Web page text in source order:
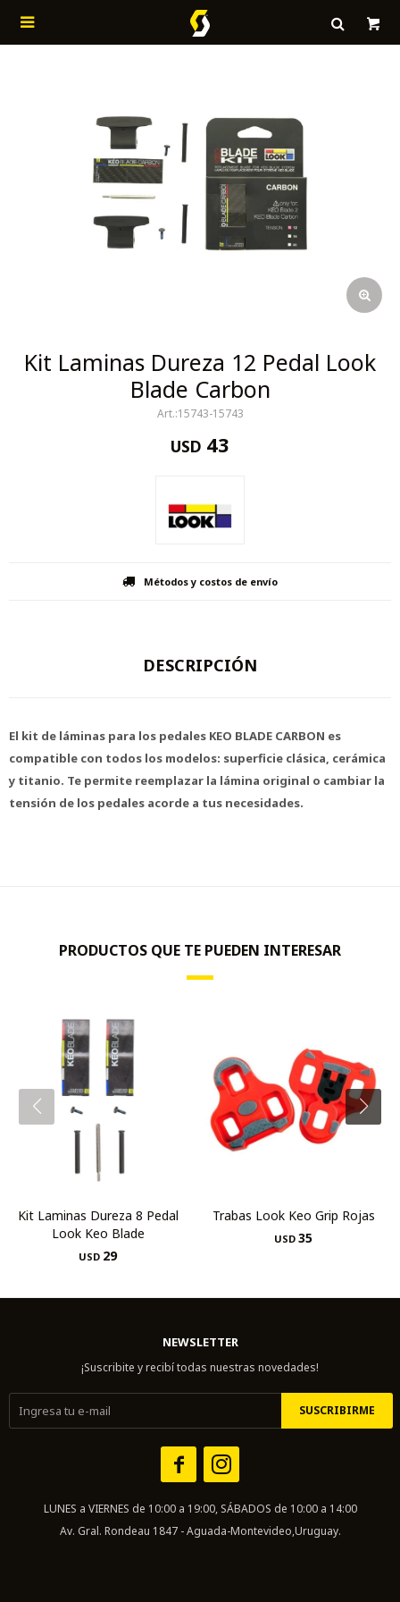

Kit Laminas Dureza 12 Pedal Look
Blade Carbon
15743-15743
USD 43
Métodos y costos de envío
DESCRIPCIÓN
El kit de láminas para los pedales KEO BLADE CARBON es
compatible con todos los modelos: superficie clásica, cerámica
y titanio. Te permite reemplazar la lámina original o cambiar la
tensión de los pedales acorde a tus necesidades.
PRODUCTOS QUE TE PUEDEN INTERESAR
Kit Laminas Dureza 8 Pedal
Look Keo Blade
USD 29
Trabas Look Keo Grip Rojas
USD 35
NEWSLETTER
¡Suscribite y recibí todas nuestras novedades!
SUSCRIBIRME
 
LUNES a VIERNES de 10:00 a 19:00, SÁBADOS de 10:00 a 14:00
Av. Gral. Rondeau 1847 - Aguada-Montevideo,Uruguay.